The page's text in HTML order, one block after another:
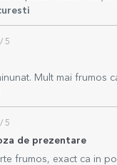
/ 5
Mult mai frumos
/ 5
de prezentare
frumos, exact ca in